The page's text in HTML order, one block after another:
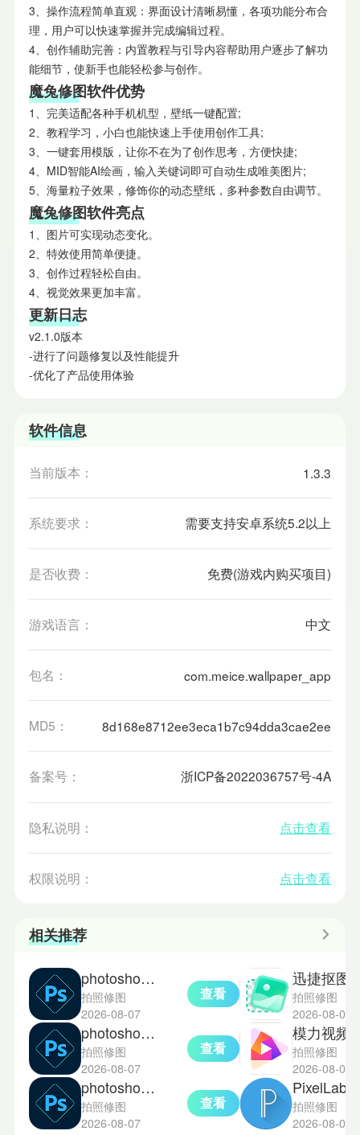
3、操作流程简单直观：界面设计清晰易懂，各项功能分布合
理，用户可以快速掌握并完成编辑过程。
4、创作辅助完善：内置教程与引导内容帮助用户逐步了解功
能细节，使新手也能轻松参与创作。
魔兔修图软件优势
1、完美适配各种手机机型，壁纸一键配置;
2、教程学习，小白也能快速上手使用创作工具;
3、一键套用模版，让你不在为了创作思考，方便快捷;
4、MID智能AI绘画，输入关键词即可自动生成唯美图片;
5、海量粒子效果，修饰你的动态壁纸，多种参数自由调节。
魔兔修图软件亮点
1、图片可实现动态变化。
2、特效使用简单便捷。
3、创作过程轻松自由。
4、视觉效果更加丰富。
更新日志
v2.1.0版本
-进行了问题修复以及性能提升
-优化了产品使用体验
软件信息
当前版本： 1.3.3
系统要求： 需要支持安卓系统5.2以上
是否收费： 免费(游戏内购买项目)
游戏语言： 中文
包名： com.meice.wallpaper_app
MD5： 8d168e8712ee3eca1b7c94dda3cae2ee
备案号： 浙ICP备2022036757号-4A
隐私说明： 点击查看
权限说明： 点击查看
相关推荐
photoshop手机版
拍照修图
2026-08-07
查看
photoshop免费版
拍照修图
2026-08-07
查看
photoshop中文版
拍照修图
2026-08-07
查看
拍照修图
2026-08-05
拍照修图
2026-08-05
拍照修图
2026-08-05